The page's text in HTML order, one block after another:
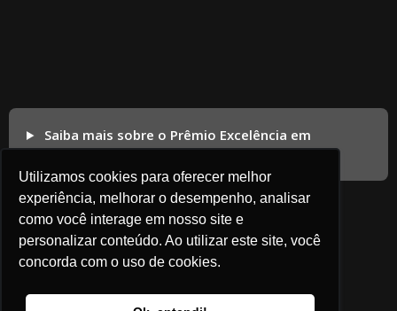
Utilizamos cookies para oferecer melhor
experiência, melhorar o desempenho, analisar
como você interage em nosso site e
personalizar conteúdo. Ao utilizar este site, você
concorda com o uso de cookies.
Saiba mais sobre o Prêmio Excelência em
Competitividade